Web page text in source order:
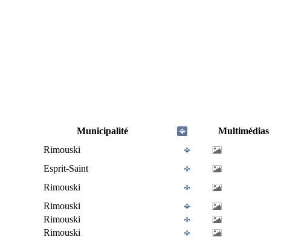
Municipalité
Multimédias
Rimouski
Esprit-Saint
Rimouski
Rimouski
Rimouski
Rimouski